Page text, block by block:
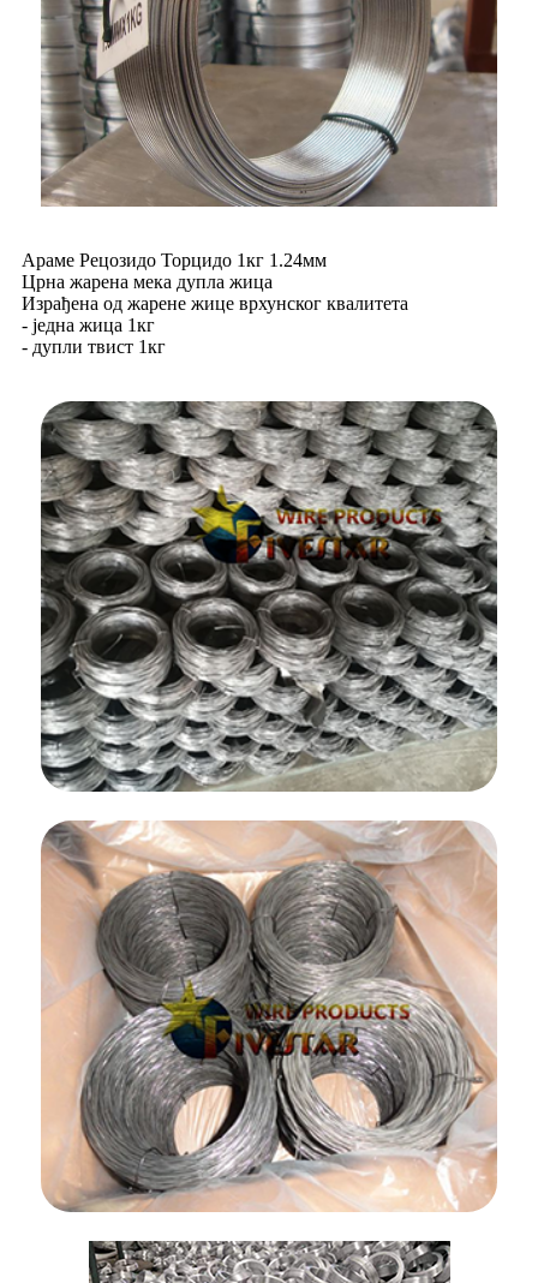
Араме Рецозидо Торцидо 1кг 1.24мм
Црна жарена мека дупла жица
Израђена од жарене жице врхунског квалитета
- једна жица 1кг
- дупли твист 1кг